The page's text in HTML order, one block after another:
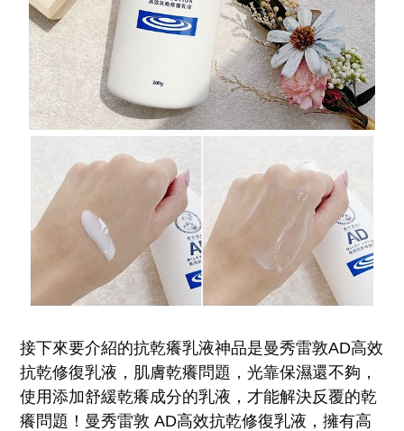
接下來要介紹的抗乾癢乳液神品是曼秀雷敦AD高效
抗乾修復乳液，肌膚乾癢問題，光靠保濕還不夠，
使用添加舒緩乾癢成分的乳液，才能解決反覆的乾
癢問題！曼秀雷敦 AD高效抗乾修復乳液，擁有高